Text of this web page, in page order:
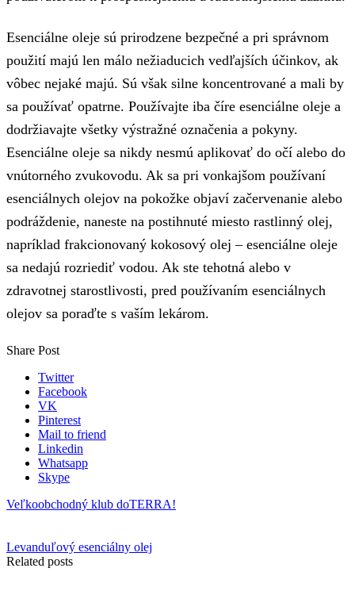
Esenciálne oleje sú prirodzene bezpečné a pri správnom
použití majú len málo nežiaducich vedľajších účinkov, ak
vôbec nejaké majú. Sú však silne koncentrované a mali by
sa používať opatrne. Používajte iba číre esenciálne oleje a
dodržiavajte všetky výstražné označenia a pokyny.
Esenciálne oleje sa nikdy nesmú aplikovať do očí alebo do
vnútorného zvukovodu. Ak sa pri vonkajšom používaní
esenciálnych olejov na pokožke objaví začervenanie alebo
podráždenie, naneste na postihnuté miesto rastlinný olej,
napríklad frakcionovaný kokosový olej – esenciálne oleje
sa nedajú rozriediť vodou. Ak ste tehotná alebo v
zdravotnej starostlivosti, pred používaním esenciálnych
olejov sa poraďte s vaším lekárom.
Share Post
Twitter
Facebook
VK
Pinterest
Mail to friend
Linkedin
Whatsapp
Skype
Veľkoobchodný klub doTERRA!
Levanduľový esenciálny olej
Related posts